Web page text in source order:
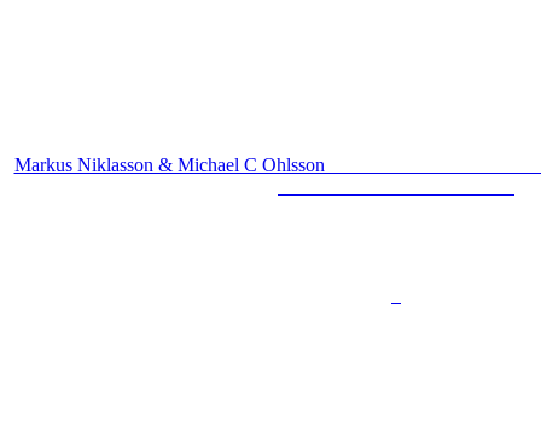
Markus Niklasson &